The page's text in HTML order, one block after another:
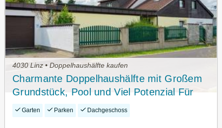
4030 Linz • Doppelhaushälfte kaufen
Charmante Doppelhaushälfte mit Großem
Grundstück, Pool und Viel Potenzial Für
ihre Wohnträume
Garten Parken Dachgeschoss